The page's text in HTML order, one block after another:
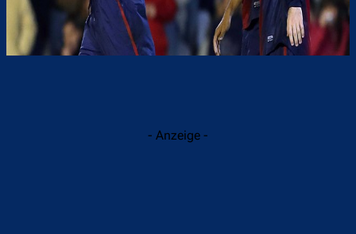
- Anzeige -